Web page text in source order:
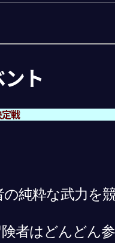
ント
戦
純粋な武力を
者はどんどん